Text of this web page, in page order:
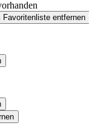
Favoritenliste entfernen